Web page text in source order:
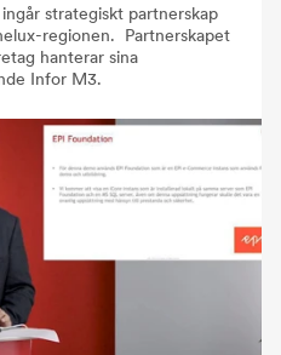
strategiskt partnerskap
regionen. Partnerskapet
hanterar sina
Infor M3.